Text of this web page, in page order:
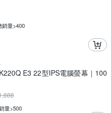
銷量>400
E3 22型IPS電腦螢幕｜100
量>500